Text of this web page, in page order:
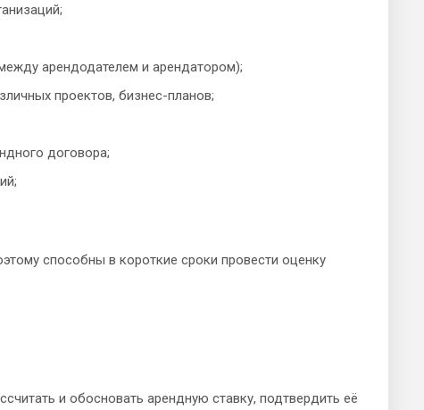
арендодателем и арендатором);
проектов, бизнес-планов;
договора;
способны в короткие сроки провести оценку
и обосновать арендную ставку, подтвердить её